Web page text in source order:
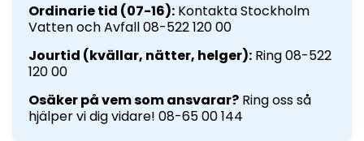
Ordinarie tid (07-16): Kontakta Stockholm
Vatten och Avfall 08-522 120 00
Jourtid (kvällar, nätter, helger): Ring 08-522
120 00
Osäker på vem som ansvarar? Ring oss så
hjälper vi dig vidare! 08-65 00 144